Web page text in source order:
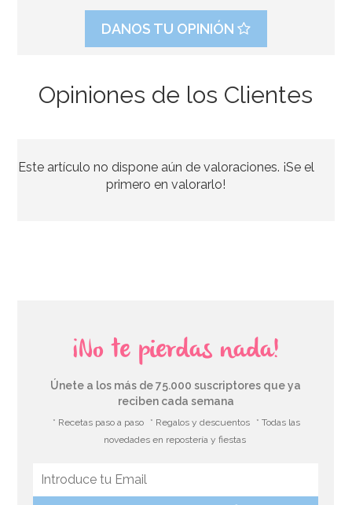
9,95€
DANOS TU OPINIÓN
Opiniones de los Clientes
Este artículo no dispone aún de valoraciones. ¡Se el
primero en valorarlo!
¡No te pierdas nada!
Únete a los más de 75.000 suscriptores que ya
reciben cada semana
* Recetas paso a paso * Regalos y descuentos
* Todas las
novedades en repostería y fiestas